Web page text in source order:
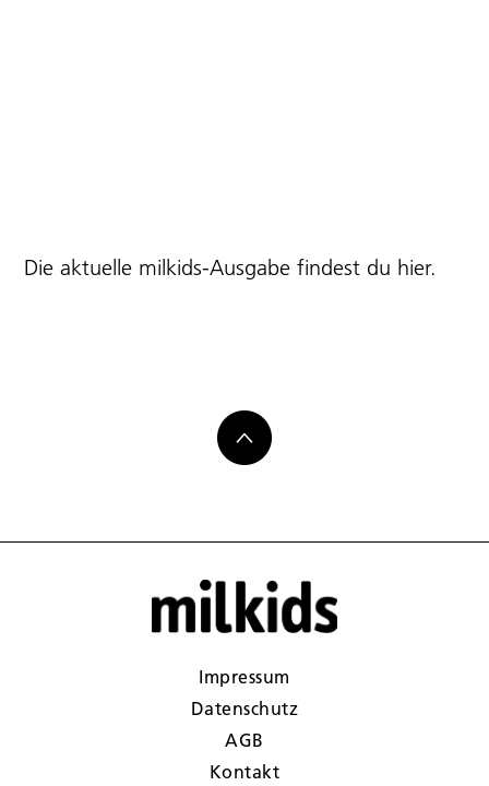
Die aktuelle milkids-Ausgabe findest du hier.
Impressum
Datenschutz
AGB
Kontakt